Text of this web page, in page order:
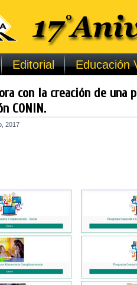
Editorial Educación
con la creación de una
CONIN.
2017